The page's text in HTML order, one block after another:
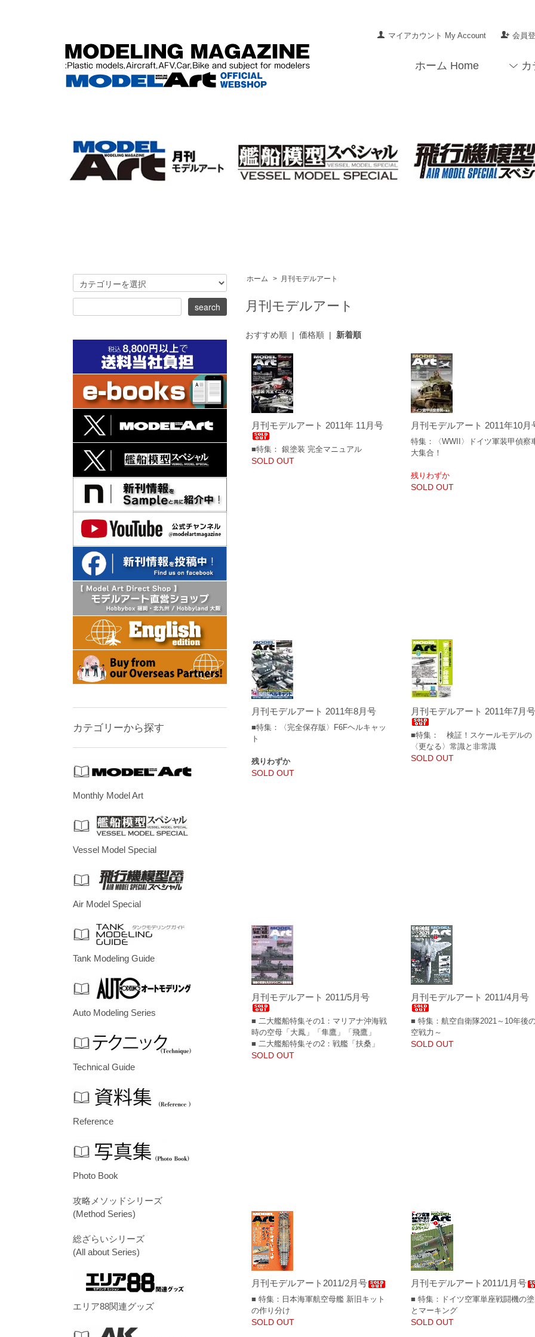
マイアカウント My Account 会員
ホーム Home
ホーム > 月刊モデルアート
月刊モデルアート
おすすめ順| 価格順| 新着順
月刊モデルアート 2011年 11月号
■特集： 銀塗装 完全マニュアル
SOLD OUT
月刊モデルアート 2011年10月
特集：〈WWII〉ドイツ軍装甲偵察
大集合！
残りわずか
SOLD OUT
月刊モデルアート 2011年8月号
■特集：〈完全保存版〉F6Fヘルキャッ
ト
残りわずか
SOLD OUT
月刊モデルアート 2011年7月
■特集： 検証！スケールモデルの
〈更なる〉常識と非常識
SOLD OUT
月刊モデルアート 2011/5月号
■ 二大艦船特集その1：マリアナ沖海戦
時の空母「大鳳」「隼鷹」「飛鷹」
■ 二大艦船特集その2：戦艦「扶桑」
SOLD OUT
月刊モデルアート 2011/4月号
■ 特集：航空自衛隊2021～10年後
空戦力～
SOLD OUT
月刊モデルアート2011/2月号
■ 特集：日本海軍航空母艦 新旧キット
の作り分け
SOLD OUT
月刊モデルアート2011/1月号
■ 特集：ドイツ空軍単座戦闘機の
とマーキング
SOLD OUT
カテゴリーから探す
Monthly Model Art
Vessel Model Special
Air Model Special
Tank Modeling Guide
Auto Modeling Series
Technical Guide
Reference
Photo Book
攻略メソッドシリーズ
(Method Series)
総ざらいシリーズ
(All about Series)
エリア88関連グッズ